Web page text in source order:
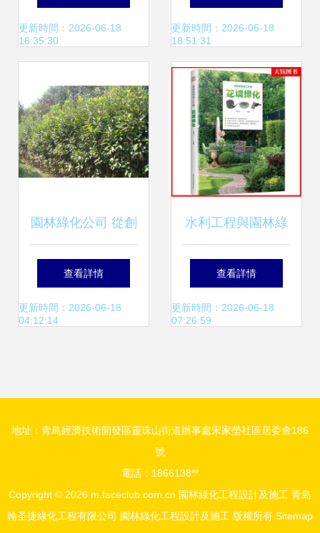
園林藝術
更新時間：2026-06-18
16:35:30
的園林綠化工程指
南
更新時間：2026-06-18
18:51:31
園林綠化公司 從創
意設計到卓越施工
的全方位服務
查看詳情
更新時間：2026-06-18
04:12:14
水利工程與園林綠
化工程 融合設計及
施工的藝術與實踐
查看詳情
更新時間：2026-06-18
07:26:59
地址：青島經濟技術開發區靈珠山街道辦事處宋家塋社區居委會186
號
電話：1866138**
Copyright © 2026 m.faceclub.com.cn 園林綠化工程設計及施工 青島
翰圣捷綠化工程有限公司 園林綠化工程設計及施工 版權所有 Sitemap